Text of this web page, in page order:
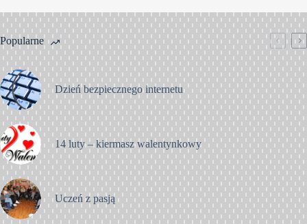
Popularne
Dzień bezpiecznego internetu
14 luty – kiermasz walentynkowy
Uczeń z pasją